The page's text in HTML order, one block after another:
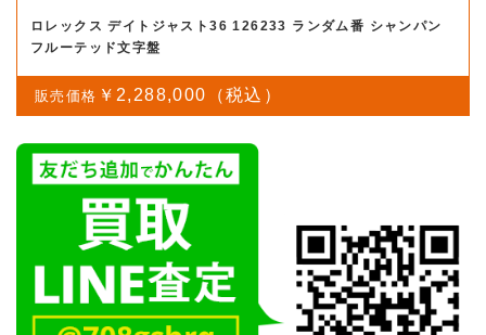
ロレックス デイトジャスト36 126233 ランダム番 シャンパン
フルーテッド文字盤
￥2,288,000